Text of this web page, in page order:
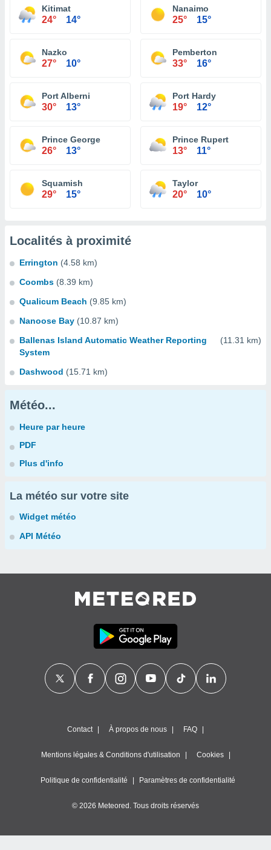
Kitimat
24° 14°
Nanaimo
25° 15°
Nazko
27° 10°
Pemberton
33° 16°
Port Alberni
30° 13°
Port Hardy
19° 12°
Prince George
26° 13°
Prince Rupert
13° 11°
Squamish
29° 15°
Taylor
20° 10°
Localités à proximité
Errington (4.58 km)
Coombs (8.39 km)
Qualicum Beach (9.85 km)
Nanoose Bay (10.87 km)
Ballenas Island Automatic Weather Reporting
System
(11.31 km)
Dashwood (15.71 km)
Météo...
Heure par heure
PDF
Plus d'info
La météo sur votre site
Widget météo
API Météo
Contact À propos de nous FAQ
Mentions légales & Conditions d'utilisation Cookies
Politique de confidentialité Paramètres de confidentialité
© 2026 Meteored. Tous droits réservés